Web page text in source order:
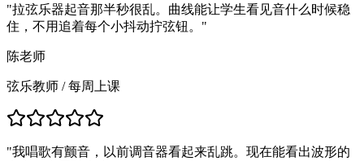
"拉弦乐器起音那半秒很乱。曲线能让学生看见音什么时候稳
住，不用追着每个小抖动拧弦钮。 "
陈老师
弦乐教师 /每周上课
"我唱歌有颤音，以前调音器看起来乱跳。现在能看出波形的